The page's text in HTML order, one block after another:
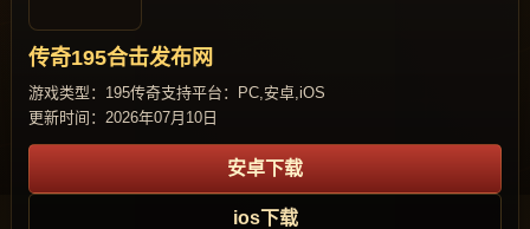
传奇195合击发布网
游戏类型：195传奇支持平台：PC,安卓,iOS
更新时间：2026年07月10日
安卓下载
ios下载